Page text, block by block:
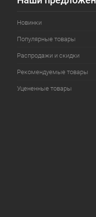
Новинки
Популярные товары
Распродажи и скидки
Рекомендуемые товары
Уцененные товары